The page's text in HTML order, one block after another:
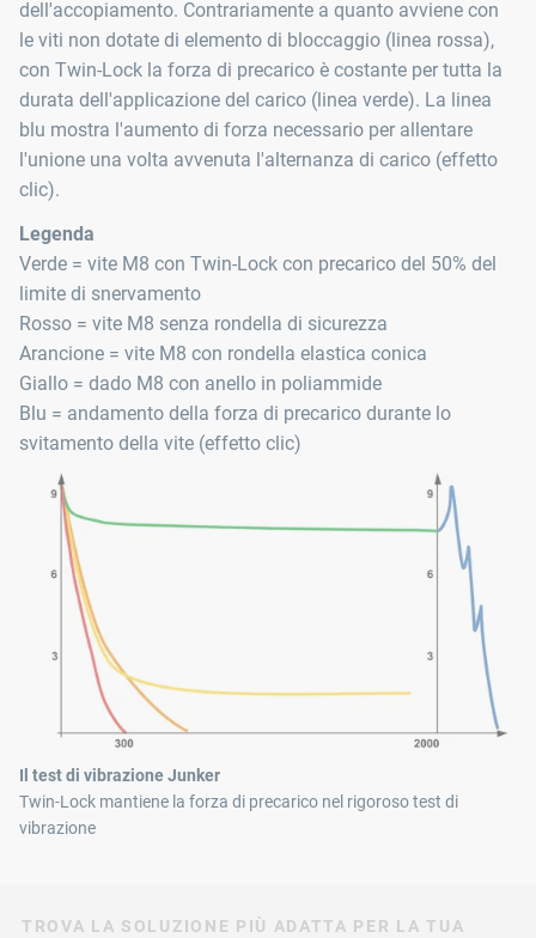
dell'accopiamento. Contrariamente a quanto avviene con
le viti non dotate di elemento di bloccaggio (linea rossa),
con Twin-Lock la forza di precarico è costante per tutta la
durata dell'applicazione del carico (linea verde). La linea
blu mostra l'aumento di forza necessario per allentare
l'unione una volta avvenuta l'alternanza di carico (effetto
clic).
Legenda
Verde = vite M8 con Twin‑Lock con precarico del 50% del
limite di snervamento
Rosso = vite M8 senza rondella di sicurezza
Arancione = vite M8 con rondella elastica conica
Giallo = dado M8 con anello in poliammide
Blu = andamento della forza di precarico durante lo
svitamento della vite (effetto clic)
Il test di vibrazione Junker
Twin-Lock mantiene la forza di precarico nel rigoroso test di
vibrazione
TROVA LA SOLUZIONE PIÙ ADATTA PER LA TUA